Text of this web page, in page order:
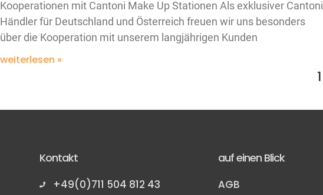
Kooperationen mit Cantoni Make Up Stationen Als exklusiver Cantoni
Händler für Deutschland und Österreich freuen wir uns besonders
über die Kooperation mit unserem langjährigen Kunden
weiterlesen »
1
Kontakt
+49(0)711 504 812 43
auf einen Blick
AGB